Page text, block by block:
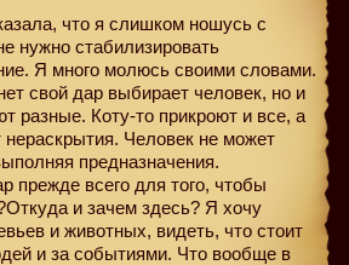
что я слишком ношусь с
нужно стабилизировать
Я много молюсь своими словами.
свой дар выбирает человек, но и
разные. Коту-то прикроют и все, а
нераскрытия. Человек не может
предназначения.
прежде всего для того, чтобы
и зачем здесь? Я хочу
и животных, видеть, что стоит
и за событиями. Что вообще в